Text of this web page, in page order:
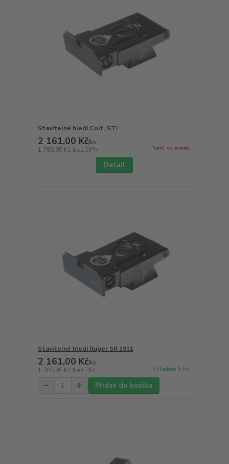
Stavitelné hledí Colt, STI
2 161,00 Kč/ks
1 785,95 Kč bez DPH Není skladem
Detail
Stavitelné hledí Ruger SR 1911
2 161,00 Kč/ks
1 785,95 Kč bez DPH Skladem 5 ks
Přidat do košíku